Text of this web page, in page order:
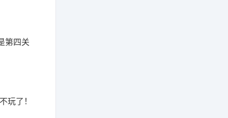
第四关
玩了！